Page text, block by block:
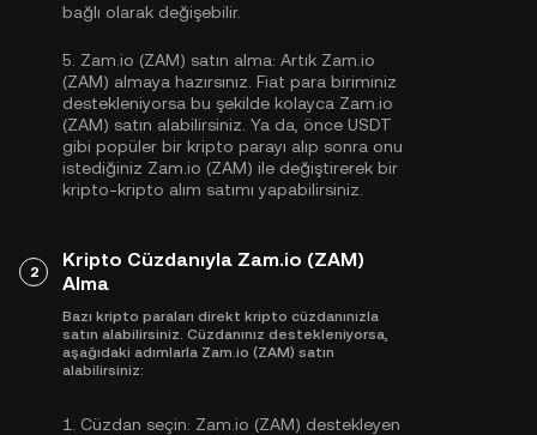
bağlı olarak değişebilir.
5. Zam.io (ZAM) satın alma: Artık Zam.io
(ZAM) almaya hazırsınız. Fiat para biriminiz
destekleniyorsa bu şekilde kolayca Zam.io
(ZAM) satın alabilirsiniz. Ya da, önce USDT
gibi popüler bir kripto parayı alıp sonra onu
istediğiniz Zam.io (ZAM) ile değiştirerek bir
kripto-kripto alım satımı yapabilirsiniz.
2
Kripto Cüzdanıyla Zam.io (ZAM)
Alma
Bazı kripto paraları direkt kripto cüzdanınızla
satın alabilirsiniz. Cüzdanınız destekleniyorsa,
aşağıdaki adımlarla Zam.io (ZAM) satın
alabilirsiniz:
1. Cüzdan seçin: Zam.io (ZAM) destekleyen